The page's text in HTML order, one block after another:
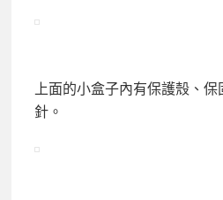
上面的小盒子內有保護殼、
針。